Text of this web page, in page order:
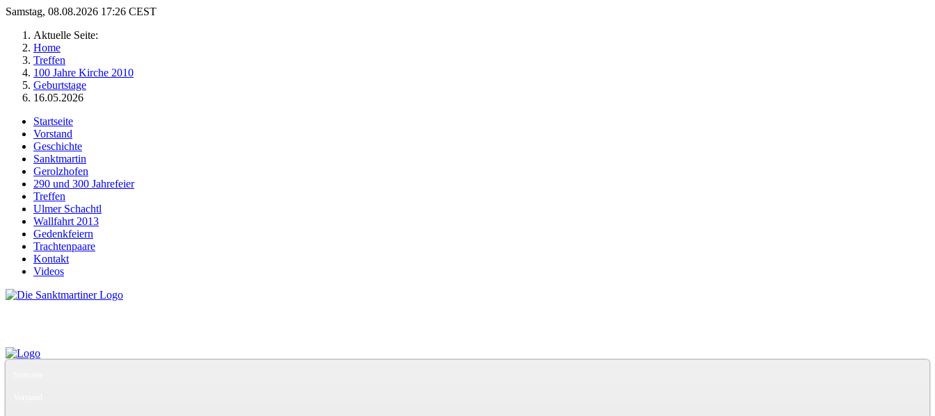
Samstag, 08.08.2026 17:26 CEST
Aktuelle Seite:
Home
Treffen
100 Jahre Kirche 2010
Geburtstage
16.05.2026
Startseite
Vorstand
Geschichte
Sanktmartin
Gerolzhofen
290 und 300 Jahrefeier
Treffen
Ulmer Schachtl
Wallfahrt 2013
Gedenkfeiern
Trachtenpaare
Kontakt
Videos